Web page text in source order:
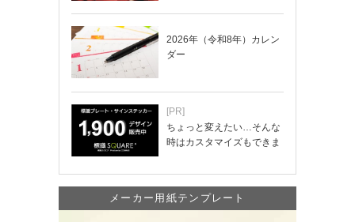
2026年（令和8年）カレン
ダー
[PR]
ちょっと変えたい…そんな
時はカスタマイズもできま
メーカー用紙テンプレート